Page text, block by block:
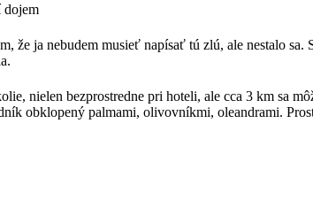
dojem
ja nebudem musieť napísať tú zlú, ale nestalo sa.
nielen bezprostredne pri hoteli, ale cca 3 km sa
obklopený palmami, olivovníkmi, oleandrami.